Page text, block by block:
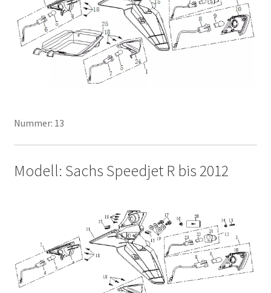
Nummer: 13
Modell: Sachs Speedjet R bis 2012